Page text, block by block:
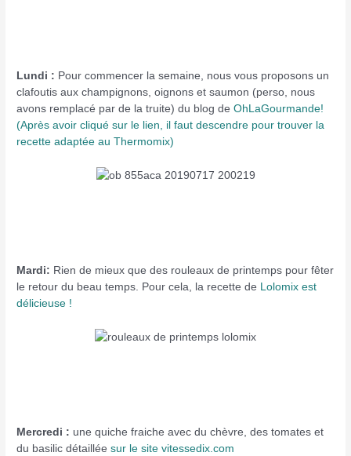
Lundi : Pour commencer la semaine, nous vous proposons un
clafoutis aux champignons, oignons et saumon (perso, nous
avons remplacé par de la truite) du blog deOhLaGourmande!
(Après avoir cliqué sur le lien, il faut descendre pour trouver la
recette adaptée au Thermomix)
Mardi: Rien de mieux que des rouleaux de printemps pour fêter
le retour du beau temps. Pour cela, la recette de Lolomix est
délicieuse !
Mercredi : une quiche fraiche avec du chèvre, des tomates et
du basilic détailléesur le site vitessedix.com